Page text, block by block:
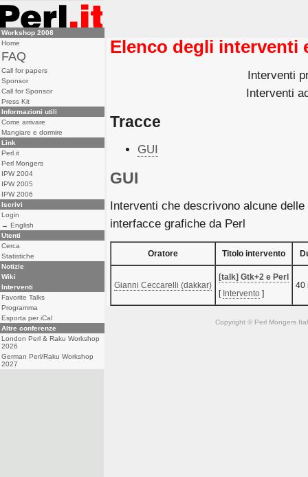
Elenco degli interventi
Interventi
Interventi
Tracce
GUI
GUI
Interventi che descrivono alcune
interfacce grafiche da Perl
Oratore Titolo intervento
Gianni Ceccarelli (‎dakkar‎)
‎[talk] Gtk+2 e Perl‎
[ Intervento ]
40
Copyright © Perl Mongers
Workshop 2008
Home
FAQ
Call for papers
Sponsor
Call for Sponsor
Press Kit
Informazioni utili
Come arrivare
Mangiare e dormire
Link
Perl.it
Perl Mongers
IPW 2004
IPW 2005
IPW 2006
Iscrivi
Login
→ English
Utenti
Cerca
Statistiche
Notizie
Wiki
Interventi
Favorite Talks
Programma
Esporta per iCal
Altre conferenze
London Perl & Raku Workshop
2026
German Perl/Raku Workshop
2027